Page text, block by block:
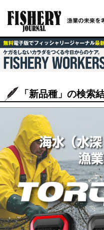
「新品種」の検索